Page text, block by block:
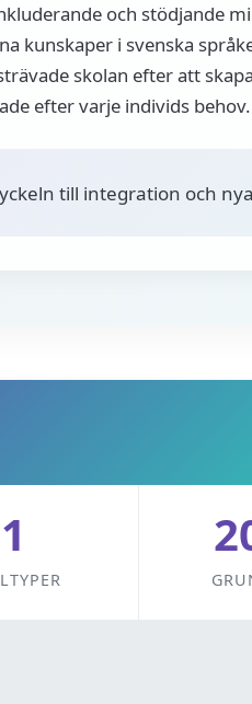
och stödjande
kunskaper i svenska
skolan efter att skapa
efter varje individs behov.
till integration och
1